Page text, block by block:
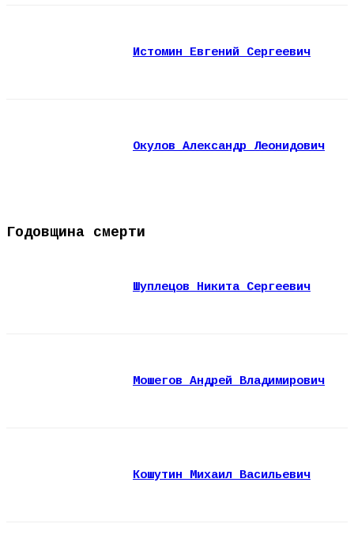
Истомин Евгений Сергеевич
Окулов Александр Леонидович
Годовщина смерти
Шуплецов Никита Сергеевич
Мошегов Андрей Владимирович
Кошутин Михаил Васильевич